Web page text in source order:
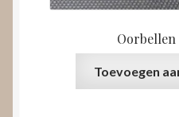
Toevoegen